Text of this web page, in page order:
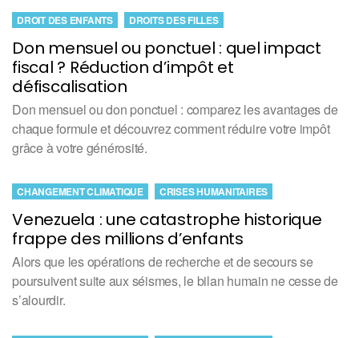
Don mensuel ou ponctuel : quel impact
fiscal ? Réduction d’impôt et
défiscalisation
DROIT DES ENFANTS DROITS DES FILLES
Don mensuel ou don ponctuel : comparez les avantages de
chaque formule et découvrez comment réduire votre impôt
grâce à votre générosité.
Venezuela : une catastrophe historique
frappe des millions d’enfants
CHANGEMENT CLIMATIQUE CRISES HUMANITAIRES
Alors que les opérations de recherche et de secours se
poursuivent suite aux séismes, le bilan humain ne cesse de
s’alourdir.